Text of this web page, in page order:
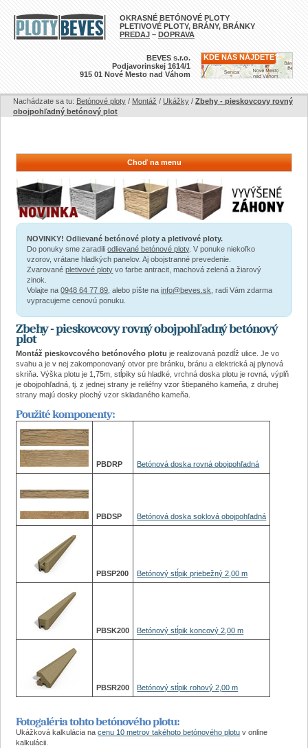
OKRASNÉ BETÓNOVÉ PLOTY
PLETIVOVÉ PLOTY, BRÁNY, BRÁNKY
PREDAJ – DOPRAVA
KDE NÁS NÁJDETE?
BEVES s.r.o.
Podjavorinskej 1614/1
915 01 Nové Mesto nad Váhom
Nachádzate sa tu: Betónové ploty / Montáž / Ukážky / Zbehy - pieskovcovy rovný
obojpohľadný betónový plot
Choď na menu
NOVINKY! Odlievané betónové ploty a pletivové ploty.
Do ponuky sme zaradiliodlievané betónové ploty. V ponuke niekoľko
vzorov, vrátane hladkých panelov. Aj obojstranné prevedenie.
Zvarovanépletivové ploty vo farbe antracit, machová zelená a žiarový
zinok.
Volajte na0948 64 77 89 , alebo píšte nainfo@beves.sk , radi Vám zdarma
vypracujeme cenovú ponuku.
Zbehy - pieskovcovy rovný obojpohľadný betónový
plot
Montáž pieskovcového betónového plotu je realizovaná pozdĺž ulice. Je vo
svahu a je v nej zakomponovaný otvor pre bránku, bránu a elektrická aj plynová
skriňa. Výška plotu je 1,75m, stĺpiky sú hladké, vrchná doska plotu je rovná, výplň
je obojpohľadná, tj. z jednej strany je reliéfny vzor štiepaného kameňa, z druhej
strany majú dosky plochý vzor skladaného kameňa.
Použité komponenty:
PBDRP Betónová doska rovná obojpohľadná
PBDSP Betónová doska soklová obojpohľadná
PBSP200 Betónový stĺpik priebežný 2,00 m
PBSK200 Betónový stĺpik koncový 2,00 m
PBSR200 Betónový stĺpik rohový 2,00 m
Fotogaléria tohto betónového plotu:
Ukážková kalkulácia nacenu 10 metrov takéhoto betónového plotu v online
kalkulácii.